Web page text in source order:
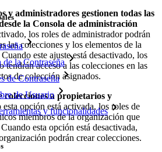
de la Contraseña
de Contraseña
de Usuario
y funcionalidades
y administradores gestionen todas las
la Consola de administración
los roles de administrador podrán
las colecciones y los elementos de la
este ajuste está desactivado, los
tendrán acceso a las colecciones en las
de colección asignados.
a propietarios y
esta opción está activada, los roles de
miembros de la organización que
esta opción está desactivada,
podrán crear colecciones.